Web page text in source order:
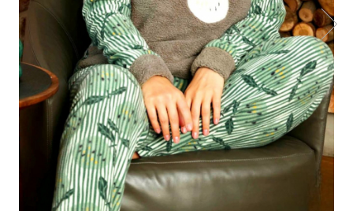
Rochii de plaja
Sort baie barbati
Genti plaja
Pijamale copii
Pijamale bebelusi
Pijamale salopeta copii
Pijamale cocolino copii
Pijamale bumbac copii
Pijamale cuplu
Pijamale Craciun
Pijamale cocolino cuplu
Pijamale familie
Pijamale finet